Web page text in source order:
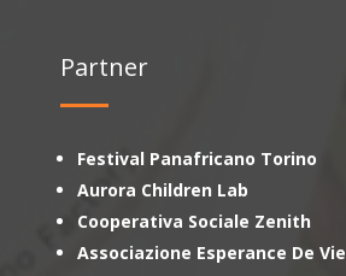
Partner
Festival Panafricano Torino
Aurora Children Lab
Cooperativa Sociale Zenith
Associazione Esperance De Vie